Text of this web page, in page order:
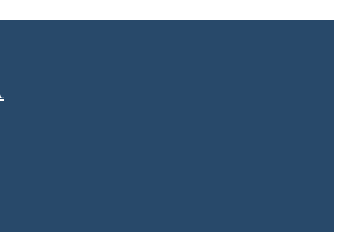
SPDS PARA
FOTOVOLTAICAS